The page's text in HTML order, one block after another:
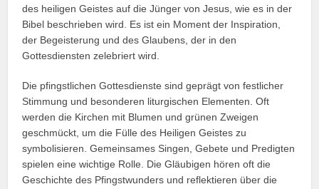
des heiligen Geistes auf die Jünger von Jesus, wie es in der
Bibel beschrieben wird. Es ist ein Moment der Inspiration,
der Begeisterung und des Glaubens, der in den
Gottesdiensten zelebriert wird.
Die pfingstlichen Gottesdienste sind geprägt von festlicher
Stimmung und besonderen liturgischen Elementen. Oft
werden die Kirchen mit Blumen und grünen Zweigen
geschmückt, um die Fülle des Heiligen Geistes zu
symbolisieren. Gemeinsames Singen, Gebete und Predigten
spielen eine wichtige Rolle. Die Gläubigen hören oft die
Geschichte des Pfingstwunders und reflektieren über die